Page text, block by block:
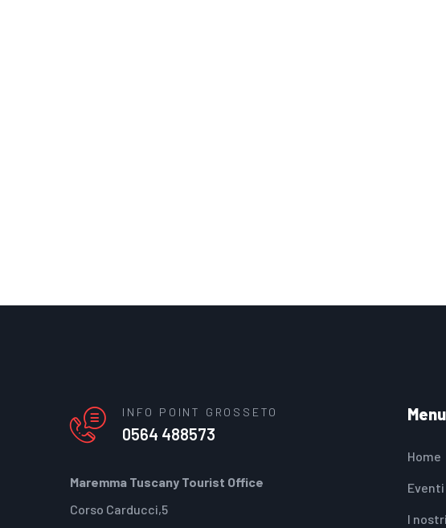
INFO POINT GROSSETO
0564 488573
Maremma Tuscany Tourist Office
Corso Carducci,5
Menu
Home
Eventi
I